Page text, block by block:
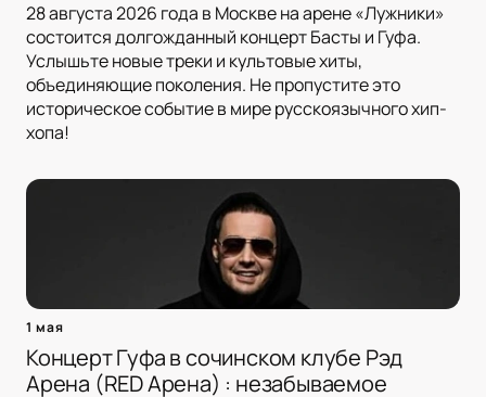
28 августа 2026 года в Москве на арене «Лужники»
состоится долгожданный концерт Басты и Гуфа.
Услышьте новые треки и культовые хиты,
объединяющие поколения. Не пропустите это
историческое событие в мире русскоязычного хип-
хопа!
1 мая
Концерт Гуфа в сочинском клубе Рэд
Арена (RED Арена) : незабываемое